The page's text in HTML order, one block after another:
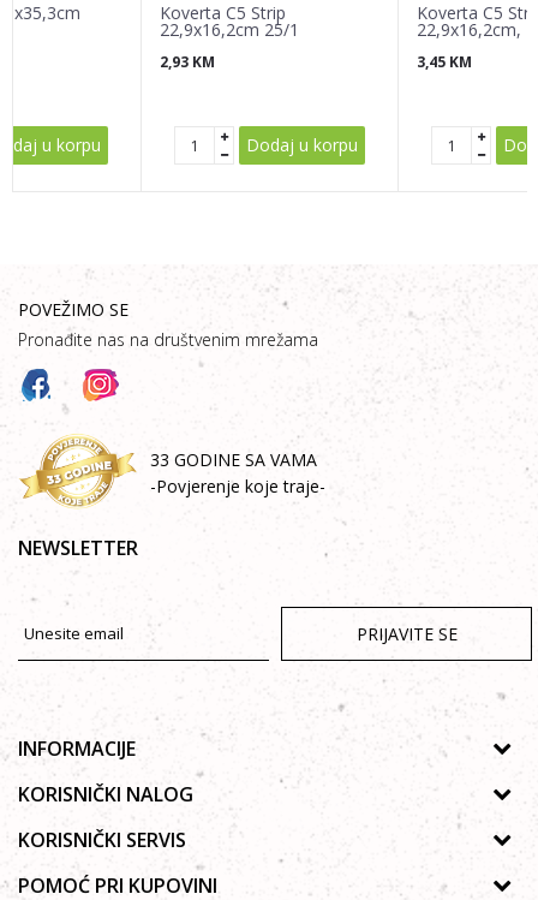
u korpu
Koverta C5 Strip
22,9x16,2cm 25/1
2,93 KM
Dodaj u korpu
Koverta C5
22,9x16,2cm,
25/1
3,45 KM
POVEŽIMO SE
Pronađite nas na društvenim mrežama
33 GODINE SA VAMA
-Povjerenje koje traje-
NEWSLETTER
PRIJAVITE SE
INFORMACIJE
O nama
Galerija
Saradnja
KORISNIČKI NALOG
Uputstvo za registraciju
Zaboravljena lozinka
KORISNIČKI SERVIS
Politika privatnosti
POMOĆ PRI KUPOVINI